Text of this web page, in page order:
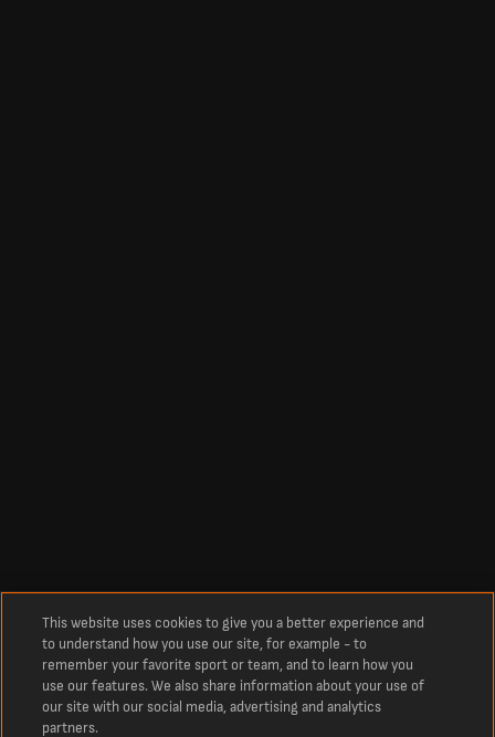
This website uses cookies to give you a better experience and
to understand how you use our site, for example - to
remember your favorite sport or team, and to learn how you
use our features. We also share information about your use of
our site with our social media, advertising and analytics
partners.